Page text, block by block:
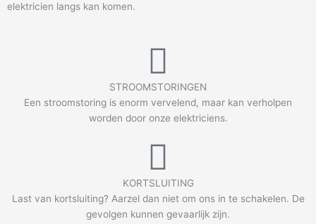
elektricien langs kan komen.
STROOMSTORINGEN
Een stroomstoring is enorm vervelend, maar kan verholpen
worden door onze elektriciens.
KORTSLUITING
Last van kortsluiting? Aarzel dan niet om ons in te schakelen. De
gevolgen kunnen gevaarlijk zijn.